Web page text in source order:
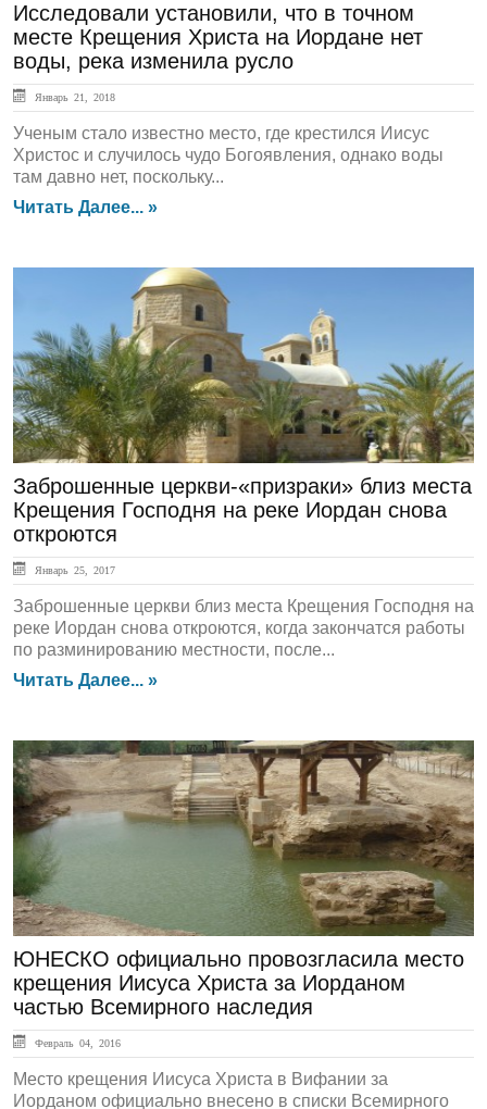
Исследовали установили, что в точном
месте Крещения Христа на Иордане нет
воды, река изменила русло
Январь 21, 2018
Ученым стало известно место, где крестился Иисус
Христос и случилось чудо Богоявления, однако воды
там давно нет, поскольку...
Читать Далее... »
ЛЕНТА НОВОСТЕЙ
Заброшенные церкви-«призраки» близ места
Крещения Господня на реке Иордан снова
откроются
Январь 25, 2017
Заброшенные церкви близ места Крещения Господня на
реке Иордан снова откроются, когда закончатся работы
по разминированию местности, после...
Читать Далее... »
ЛЕНТА НОВОСТЕЙ
ЮНЕСКО официально провозгласила место
крещения Иисуса Христа за Иорданом
частью Всемирного наследия
Февраль 04, 2016
Место крещения Иисуса Христа в Вифании за
Иорданом официально внесено в списки Всемирного